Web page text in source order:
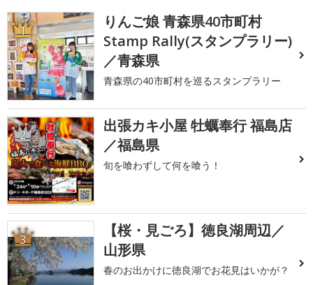
1
りんご娘 青森県40市町村
Stamp Rally(スタンプラリー)
／青森県
青森県の40市町村を巡るスタンプラリー
2
出張カキ小屋 牡蠣奉行 福島店
／福島県
旬を喰わずして何を喰う！
3
【桜・見ごろ】徳良湖周辺／
山形県
春のお出かけに徳良湖でお花見はいかが？